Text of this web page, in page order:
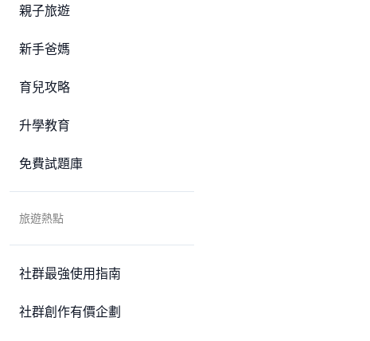
親子旅遊
新手爸媽
育兒攻略
升學教育
免費試題庫
旅遊熱點
社群最強使用指南
社群創作有價企劃